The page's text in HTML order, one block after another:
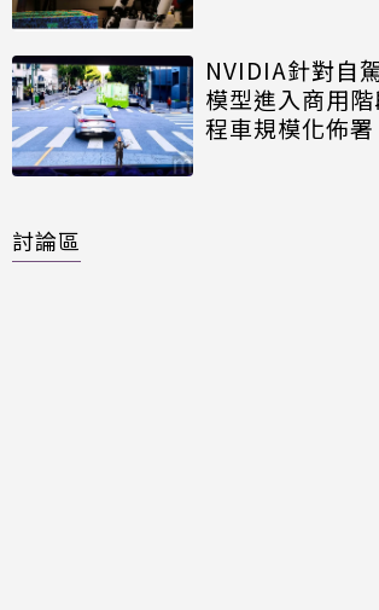
NVIDIA針對自
模型進入商用
程車規模化佈署
討論區